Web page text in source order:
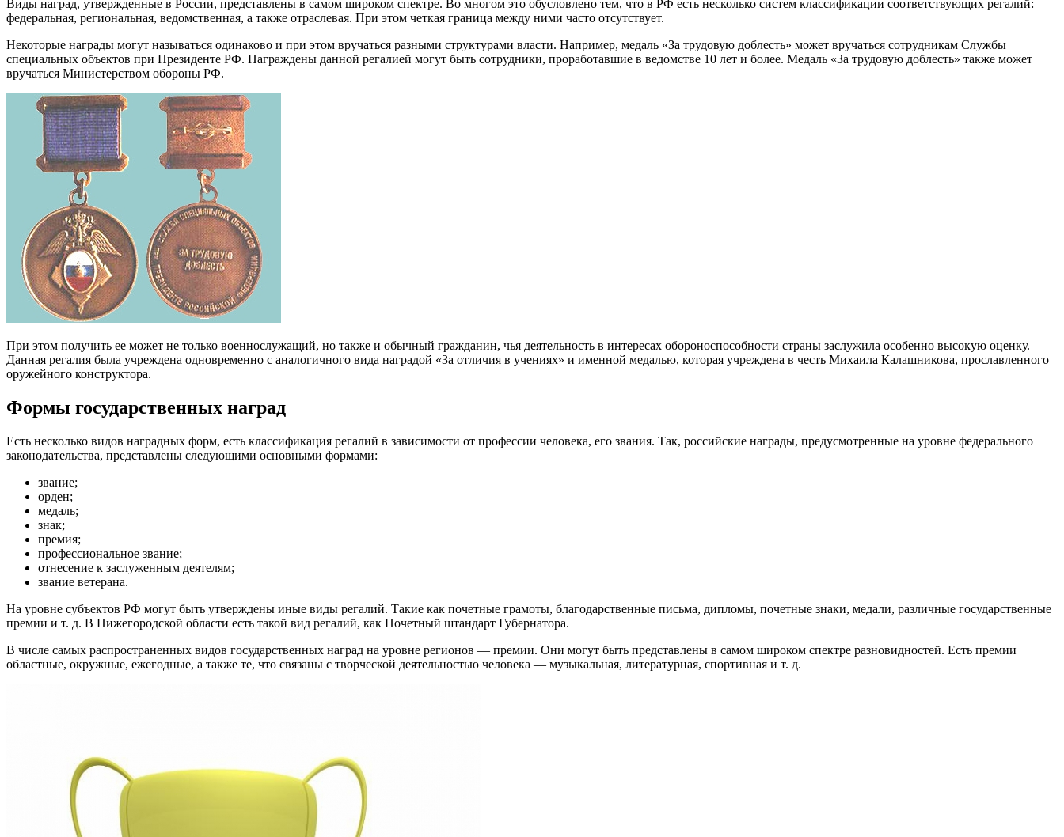
Виды наград, утвержденные в России, представлены в самом широком спектре. Во многом это обусловлено тем, что в РФ есть несколько систем классификации соответствующих регалий:
федеральная, региональная, ведомственная, а также отраслевая. При этом четкая граница между ними часто отсутствует.
Некоторые награды могут называться одинаково и при этом вручаться разными структурами власти. Например, медаль «За трудовую доблесть» может вручаться сотрудникам Службы
специальных объектов при Президенте РФ. Награждены данной регалией могут быть сотрудники, проработавшие в ведомстве 10 лет и более. Медаль «За трудовую доблесть» также может
вручаться Министерством обороны РФ.
При этом получить ее может не только военнослужащий, но также и обычный гражданин, чья деятельность в интересах обороноспособности страны заслужила особенно высокую оценку.
Данная регалия была учреждена одновременно с аналогичного вида наградой «За отличия в учениях» и именной медалью, которая учреждена в честь Михаила Калашникова, прославленного
оружейного конструктора.
Формы государственных наград
Есть несколько видов наградных форм, есть классификация регалий в зависимости от профессии человека, его звания. Так, российские награды, предусмотренные на уровне федерального
законодательства, представлены следующими основными формами:
звание;
орден;
медаль;
знак;
премия;
профессиональное звание;
отнесение к заслуженным деятелям;
звание ветерана.
На уровне субъектов РФ могут быть утверждены иные виды регалий. Такие как почетные грамоты, благодарственные письма, дипломы, почетные знаки, медали, различные государственные
премии и т. д. В Нижегородской области есть такой вид регалий, как Почетный штандарт Губернатора.
В числе самых распространенных видов государственных наград на уровне регионов — премии. Они могут быть представлены в самом широком спектре разновидностей. Есть премии
областные, окружные, ежегодные, а также те, что связаны с творческой деятельностью человека — музыкальная, литературная, спортивная и т. д.